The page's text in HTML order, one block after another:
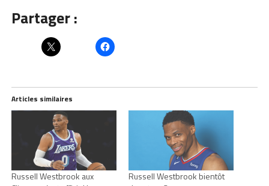
Partager :
Articles similaires
Russell Westbrook aux
Russell Westbrook bientôt